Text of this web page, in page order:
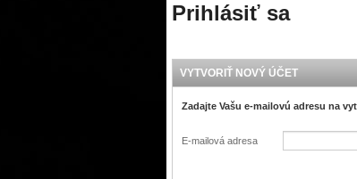
Prihlásiť sa
VYTVORIŤ NOVÝ ÚČET
Zadajte Vašu e-mailovú adresu na
E-mailová adresa